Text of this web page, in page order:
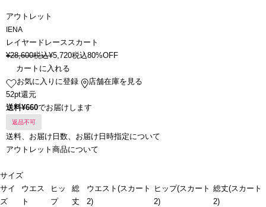
アウトレット
IENA
レイヤードレーススカート
¥28,600税込¥5,720税込80%OFF
カートに入れる
お気に入りに登録
店舗在庫を見る
52pt還元
送料¥660でお届けします
返品不可
送料、お届け日数、お届け日時指定について
アウトレット商品について
サイズ
サイ
ズ
ウエス
ト
ヒッ
プ
総
丈
ウエスト(スカート
2)
ヒップ(スカート
2)
総丈(スカート
2)